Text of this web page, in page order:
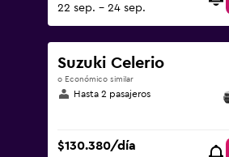
22 sep. - 24 sep.
Suzuki Celerio
o Económico similar
Hasta 2 pasajeros
$130.380/día